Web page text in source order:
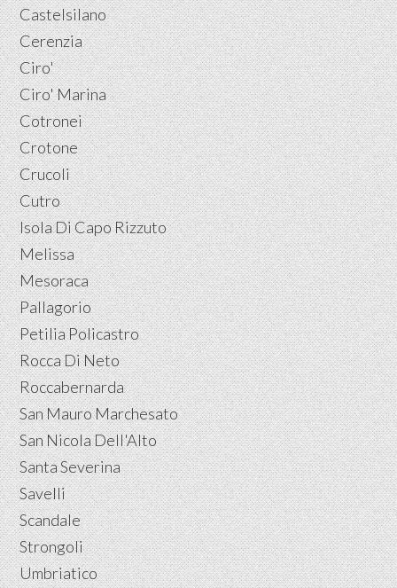
Castelsilano
Cerenzia
Ciro'
Ciro' Marina
Cotronei
Crotone
Crucoli
Cutro
Isola Di Capo Rizzuto
Melissa
Mesoraca
Pallagorio
Petilia Policastro
Rocca Di Neto
Roccabernarda
San Mauro Marchesato
San Nicola Dell'Alto
Santa Severina
Savelli
Scandale
Strongoli
Umbriatico